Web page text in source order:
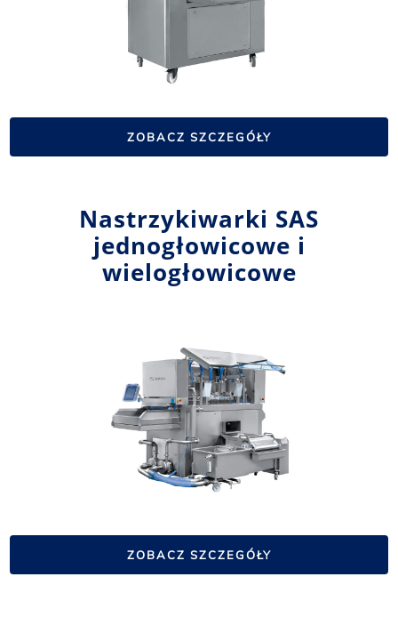
ZOBACZ SZCZEGÓŁY
Nastrzykiwarki SAS
jednogłowicowe i
wielogłowicowe
ZOBACZ SZCZEGÓŁY